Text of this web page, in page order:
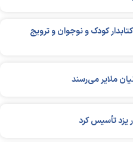
کودک و نوجوان و ترویج
ملایر می‌رسند
یزد تأسیس کرد